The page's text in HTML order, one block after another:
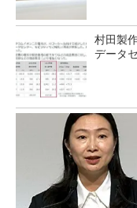
村田製
データ